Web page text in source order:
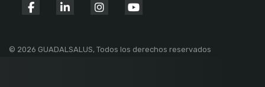
fab
facebook-
fab
linkedin-
fab
instagram
fab
youtube
© 2026 GUADALSALUS, Todos los derechos reservados